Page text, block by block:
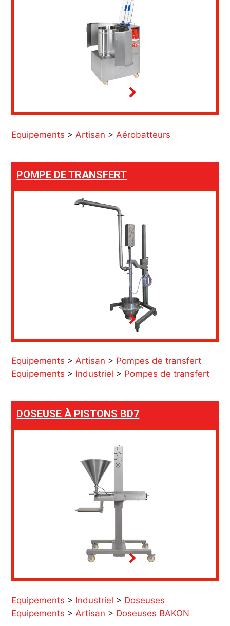
Equipements > Artisan > Aérobatteurs
POMPE DE TRANSFERT
Equipements >Artisan > Pompes de transfert
Equipements > Industriel > Pompes de transfert
DOSEUSE À PISTONS BD7
Equipements > Industriel > Doseuses
Equipements > Artisan > Doseuses BAKON